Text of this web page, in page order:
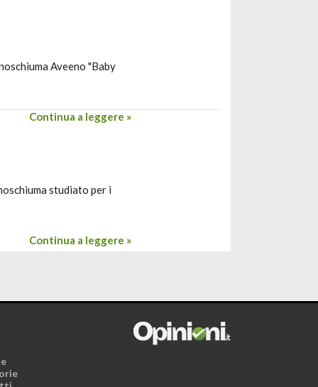
Aveeno "Baby
Continua a leggere »
studiato per i
Continua a leggere »